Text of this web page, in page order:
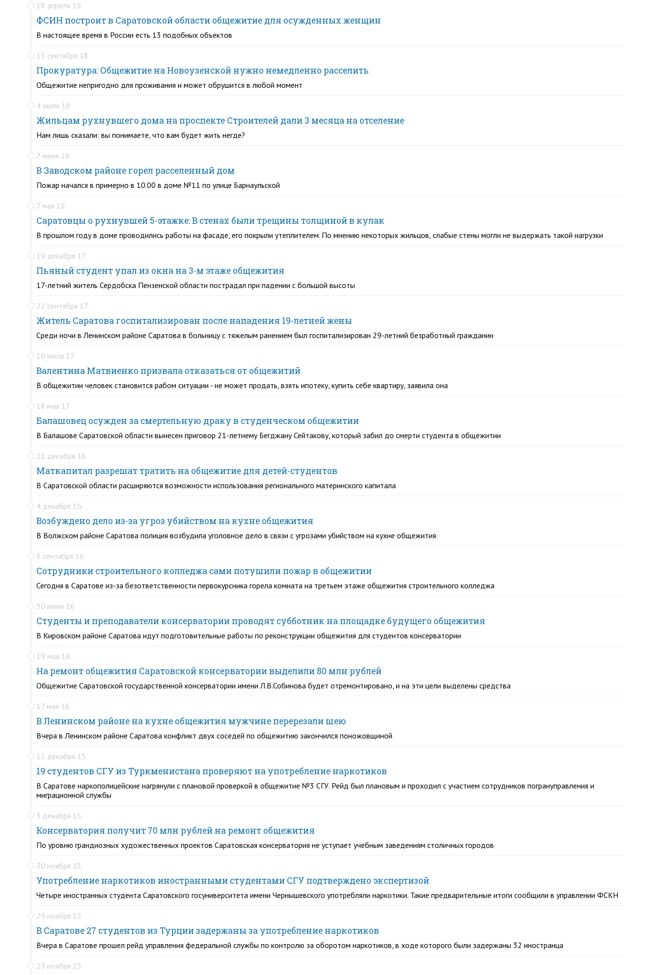
18 апреля 19
ФСИН построит в Саратовской области общежитие для осужденных женщин
В настоящее время в России есть 13 подобных объектов
13 сентября 18
Прокуратура: Общежитие на Новоузенской нужно немедленно расселить
Общежитие непригодно для проживания и может обрушится в любой момент
4 июля 18
Жильцам рухнувшего дома на проспекте Строителей дали 3 месяца на отселение
Нам лишь сказали: вы понимаете, что вам будет жить негде?
7 июня 18
В Заводском районе горел расселенный дом
Пожар начался в примерно в 10.00 в доме №11 по улице Барнаульской
7 мая 18
Саратовцы о рухнувшей 5-этажке: В стенах были трещины толщиной в кулак
В прошлом году в доме проводились работы на фасаде, его покрыли утеплителем. По мнению некоторых жильцов, слабые стены могли не выдержать такой нагрузки
19 декабря 17
Пьяный студент упал из окна на 3-м этаже общежития
17-летний житель Сердобска Пензенской области пострадал при падении с большой высоты
22 сентября 17
Житель Саратова госпитализирован после нападения 19-летней жены
Среди ночи в Ленинском районе Саратова в больницу с тяжелым ранением был госпитализирован 29-летний безработный гражданин
10 июля 17
Валентина Матвиенко призвала отказаться от общежитий
В общежитии человек становится рабом ситуации - не может продать, взять ипотеку, купить себе квартиру, заявила она
18 мая 17
Балашовец осужден за смертельную драку в студенческом общежитии
В Балашове Саратовской области вынесен приговор 21-летнему Бегджану Сейтакову, который забил до смерти студента в общежитии
21 декабря 16
Маткапитал разрешат тратить на общежитие для детей-студентов
В Саратовской области расширяются возможности использования регионального материнского капитала
4 декабря 16
Возбуждено дело из-за угроз убийством на кухне общежития
В Волжском районе Саратова полиция возбудила уголовное дело в связи с угрозами убийством на кухне общежития
8 сентября 16
Сотрудники строительного колледжа сами потушили пожар в общежитии
Сегодня в Саратове из-за безответственности первокурсника горела комната на третьем этаже общежития строительного колледжа
30 июня 16
Студенты и преподаватели консерватории проводят субботник на площадке будущего общежития
В Кировском районе Саратова идут подготовительные работы по реконструкции общежития для студентов консерватории
19 мая 16
На ремонт общежития Саратовской консерватории выделили 80 млн рублей
Общежитие Саратовской государственной консерватории имени Л.В.Собинова будет отремонтировано, и на эти цели выделены средства
17 мая 16
В Ленинском районе на кухне общежития мужчине перерезали шею
Вчера в Ленинском районе Саратова конфликт двух соседей по общежитию закончился поножовщиной
11 декабря 15
19 студентов СГУ из Туркменистана проверяют на употребление наркотиков
В Саратове наркополицейские нагрянули с плановой проверкой в общежитие №3 СГУ. Рейд был плановым и проходил с участием сотрудников погрануправления и
миграционной службы
3 декабря 15
Консерватория получит 70 млн рублей на ремонт общежития
По уровню грандиозных художественных проектов Саратовская консерватория не уступает учебным заведениям столичных городов
30 ноября 15
Употребление наркотиков иностранными студентами СГУ подтверждено экспертизой
Четыре иностранных студента Саратовского госуниверситета имени Чернышевского употребляли наркотики. Такие предварительные итоги сообщили в управлении ФСКН
29 ноября 15
В Саратове 27 студентов из Турции задержаны за употребление наркотиков
Вчера в Саратове прошел рейд управления федеральной службы по контролю за оборотом наркотиков, в ходе которого были задержаны 32 иностранца
23 ноября 15